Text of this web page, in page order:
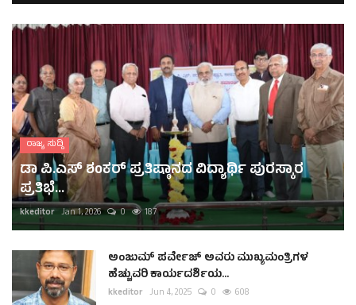
ರಾಜ್ಯ ಸುದ್ದಿ
ಡಾ ಪಿ.ಎಸ್ ಶಂಕರ್ ಪ್ರತಿಷ್ಠಾನದ ವಿದ್ಯಾರ್ಥಿ ಪುರಸ್ಕಾರ
ಪ್ರತಿಭೆ...
kkeditor Jan 1, 2026 0 187
ಅಂಜುಮ್ ಪರ್ವೇಜ್ ಅವರು ಮುಖ್ಯಮಂತ್ರಿಗಳ
ಹೆಚ್ಚುವರಿ ಕಾರ್ಯದರ್ಶಿಯ...
kkeditor Jun 4, 2025 0 608